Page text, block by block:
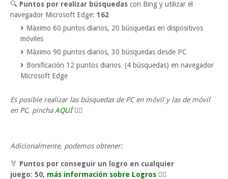
🔍 Puntos por realizar búsquedas con Bing y utilizar el
navegador Microsoft Edge: 162
Máximo 60 puntos diarios, 20 búsquedas en dispositivos
móviles
Máximo 90 puntos diarios, 30 búsquedas desde PC
Bonificación 12 puntos diarios (4 búsquedas) en navegador
Microsoft Edge
Es posible realizar las búsquedas de PC en móvil y las de móvil
en PC, pinchaAQUÍ 👈🏼
Adicionalmente, podemos obtener:
🏅 Puntos por conseguir un logro en cualquier
juego: 50, más información sobre Logros 👈🏼